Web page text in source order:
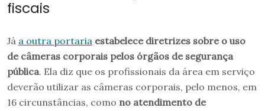
fiscais
Já a outra portaria estabelece diretrizes sobre o uso
de câmeras corporais pelos órgãos de segurança
pública. Ela diz que os profissionais da área em serviço
deverão utilizar as câmeras corporais, pelo menos, em
16 circunstâncias, como no atendimento de